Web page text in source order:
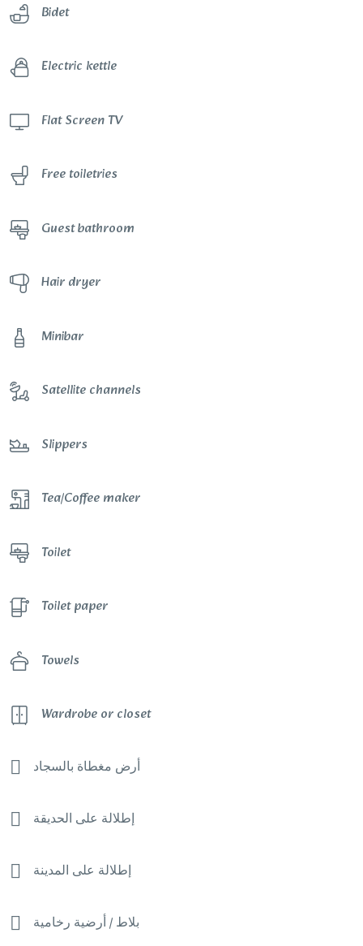
Bidet
Electric kettle
Flat Screen TV
Free toiletries
Guest bathroom
Hair dryer
Minibar
Satellite channels
Slippers
Tea/Coffee maker
Toilet
Toilet paper
Towels
Wardrobe or closet
أرض مغطاة بالسجاد
إطلالة على الحديقة
إطلالة على المدينة
بلاط / أرضية رخامية